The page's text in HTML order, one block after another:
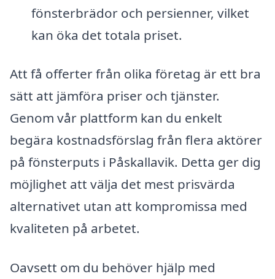
fönsterbrädor och persienner, vilket
kan öka det totala priset.
Att få offerter från olika företag är ett bra
sätt att jämföra priser och tjänster.
Genom vår plattform kan du enkelt
begära kostnadsförslag från flera aktörer
på fönsterputs i Påskallavik. Detta ger dig
möjlighet att välja det mest prisvärda
alternativet utan att kompromissa med
kvaliteten på arbetet.
Oavsett om du behöver hjälp med